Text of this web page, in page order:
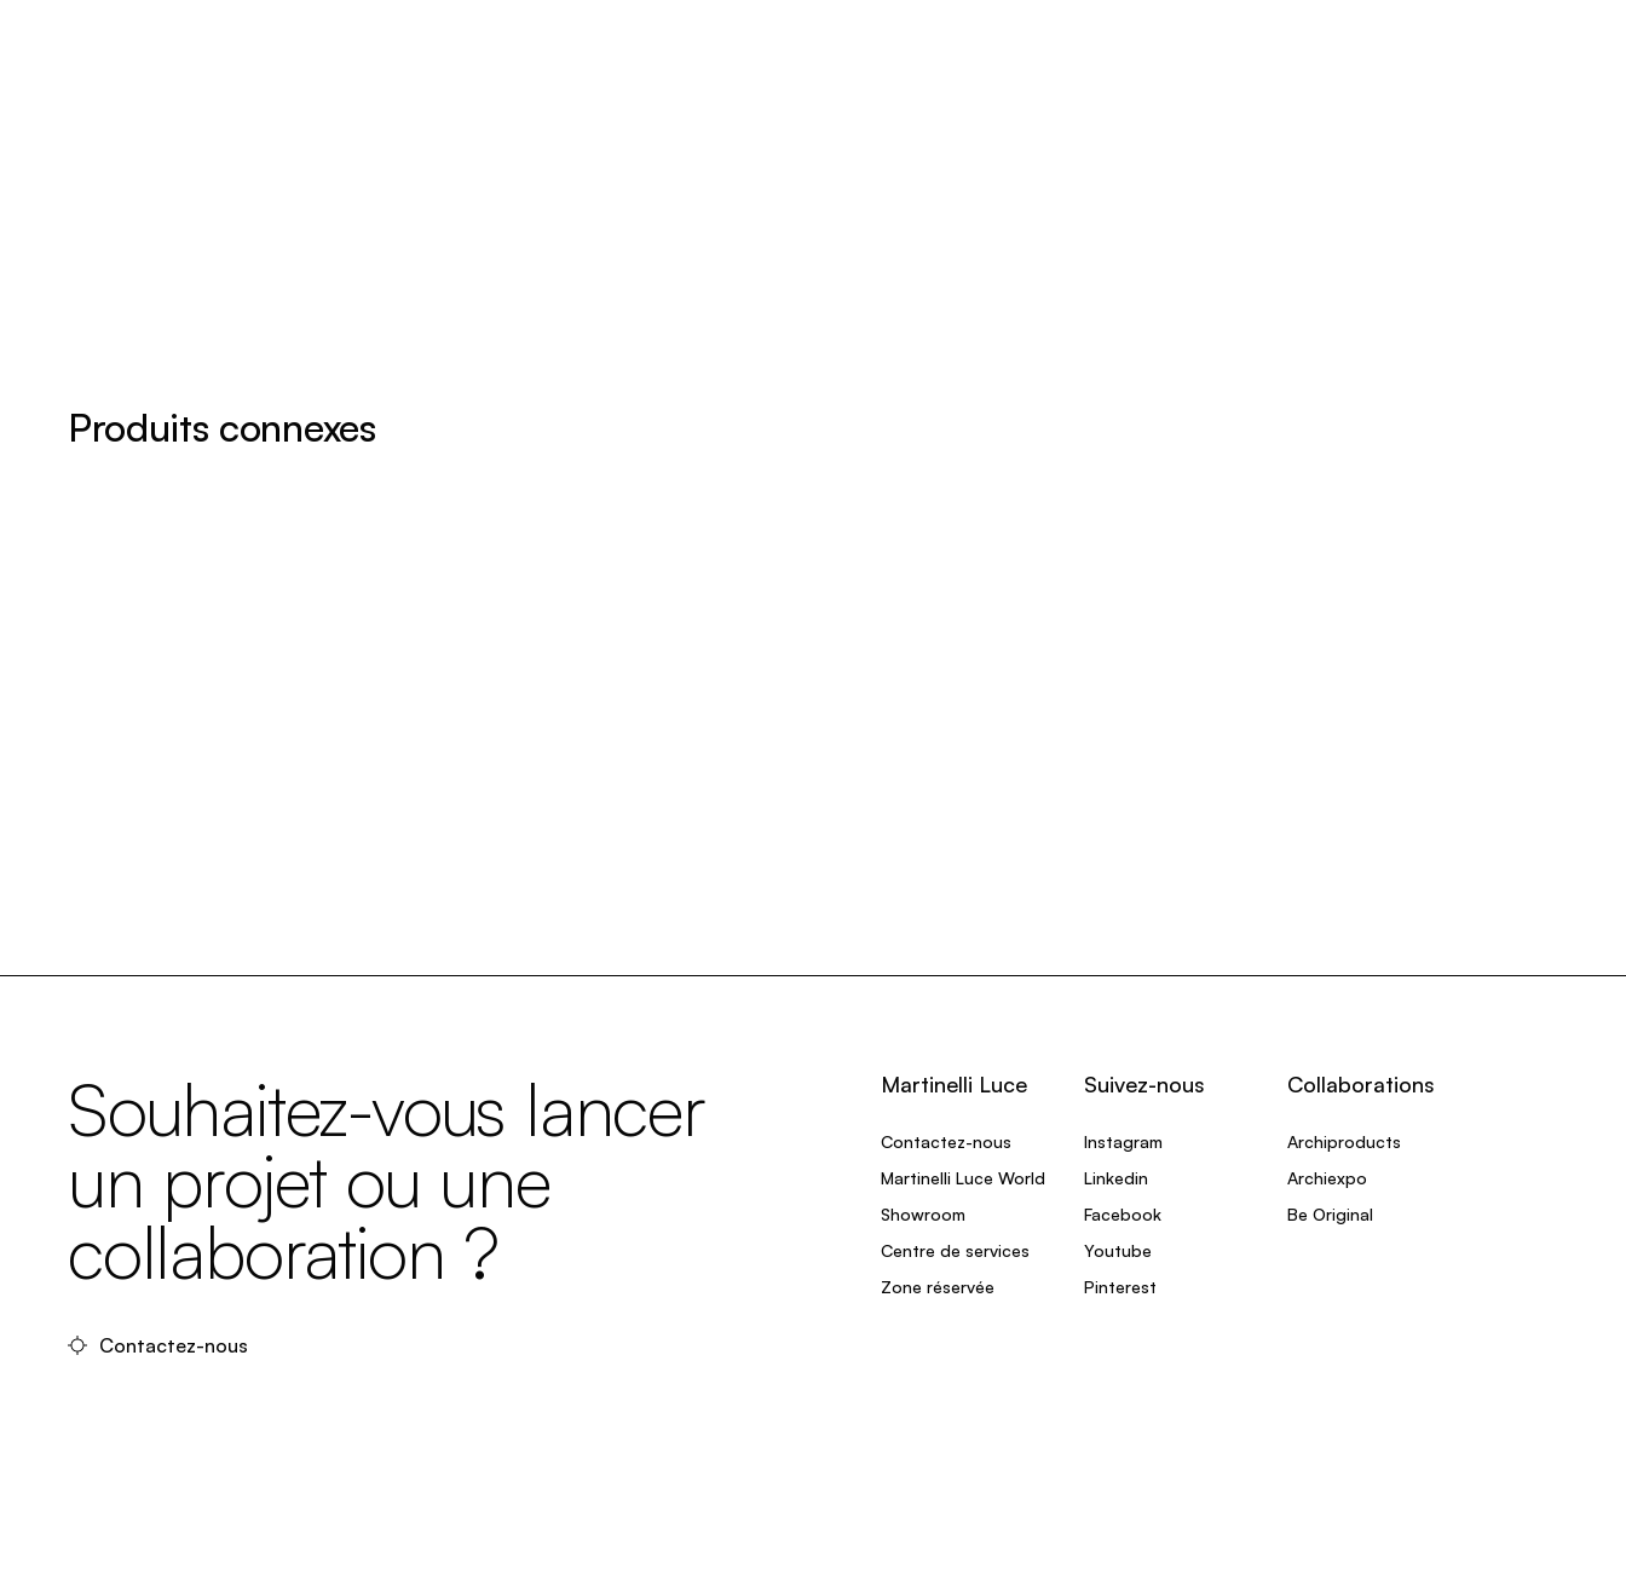
Produits connexes
Souhaitez-vous lancer
un projet ou une
collaboration ?
Contactez-nous
Martinelli Luce
Contactez-nous
Martinelli Luce World
Showroom
Centre de services
Zone réservée
Suivez-nous
Instagram
Linkedin
Facebook
Youtube
Pinterest
Collaborations
Archiproducts
Archiexpo
Be Original